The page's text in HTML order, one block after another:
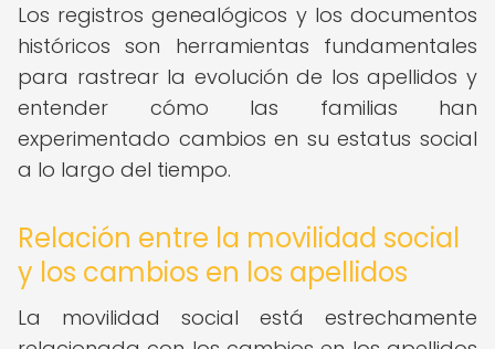
Los registros genealógicos y los documentos
históricos son herramientas fundamentales
para rastrear la evolución de los apellidos y
entender cómo las familias han
experimentado cambios en su estatus social
a lo largo del tiempo.
Relación entre la movilidad social
y los cambios en los apellidos
La movilidad social está estrechamente